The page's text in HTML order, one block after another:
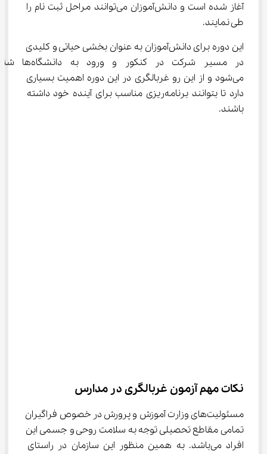
آغاز شده است و دانش‌آموزان می‌توانند مراحل ثبت نام را
طی نمایند.
این دوره برای دانش‌آموزان به عنوان بخشی حیاتی و کلیدی
در مسیر شرکت در کنکور و ورود
می‌شود و از این رو غربالگری در این دوره اهمیت بسیاری
دارد تا بتوانند برنامه‌ریزی مناسب برای آینده خود داشته
باشند.
نکات مهم آزمون غربالگری در مدارس
مسئولیت‌های وزارت آموزش و پرورش در خصوص فراگیران
تمامی مقاطع تحصیلی توجه به سلامت روحی و جسمی این
افراد می‌باشد. به همین منظور این سازمان در راستای